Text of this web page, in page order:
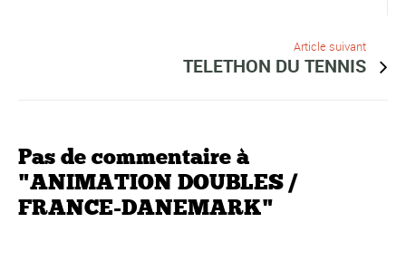
Article suivant
TELETHON DU TENNIS
Pas de commentaire à
"ANIMATION DOUBLES /
FRANCE-DANEMARK"